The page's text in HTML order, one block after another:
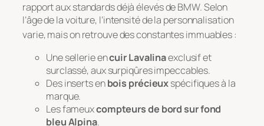
rapport aux standards déjà élevés de BMW. Selon
l’âge de la voiture, l’intensité de la personnalisation
varie, mais on retrouve des constantes immuables:
Une sellerie encuir Lavalinaexclusif et
surclassé, aux surpiqûres impeccables.
Des inserts enbois précieuxspécifiques à la
marque.
Les fameuxcompteurs de bord sur fond
bleu Alpina.